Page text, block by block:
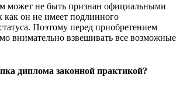
может не быть признан официальными
как он не имеет подлинного
Поэтому перед приобретением
внимательно взвешивать все возможные
диплома законной практикой?